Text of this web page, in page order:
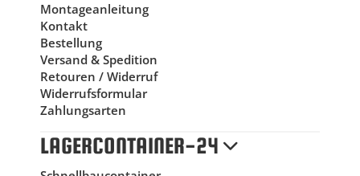
Montageanleitung
Kontakt
Bestellung
Versand & Spedition
Retouren / Widerruf
Widerrufsformular
Zahlungsarten
LAGERCONTAINER-24